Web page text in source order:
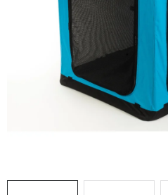
PRODEJNA
VÝMĚNA, VRÁCENÍ A
Výměna, vrácení a reklamace